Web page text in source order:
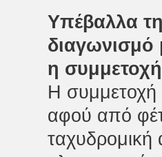
Υπέβαλλα
διαγωνισμό
η
Η συμμετοχή
αφού από